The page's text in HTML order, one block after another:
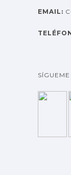
EMAIL:
SÍGUEME